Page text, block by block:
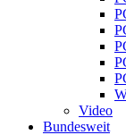
Video
Bundesweit